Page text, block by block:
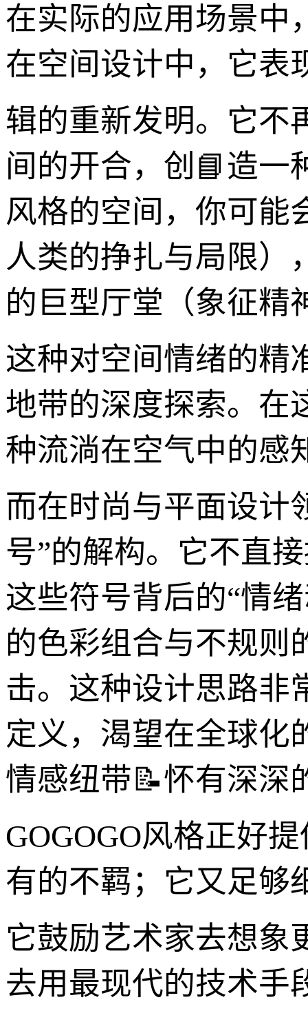
在实际的应用场景中
在空间设计中，它表
辑的重新发明。它不
间的开合，创📘造一
风格的空间，你可能
人类的挣扎与局限）
的巨型厅堂（象征精
这种对空间情绪的精
地带的深度探索。在
种流淌在空气中的感
而在时尚与平面设计
号”的解构。它不直
这些符号背后的“情
的色彩组合与不规则
击。这种设计思路非
定义，渴望在全球化
情感纽带📝怀有深深
GOGOGO风格正好
有的不羁；它又足够
它鼓励艺术家去想象
去用最现代的技术手